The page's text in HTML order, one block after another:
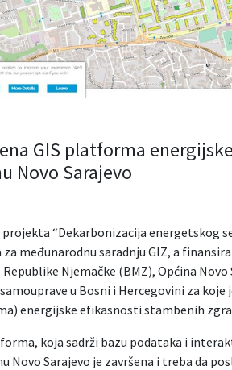
GIS platforma
Novo Sarajevo
projekta “Dekarbonizacija energetskog
za međunarodnu saradnju GIZ, a
Republike Njemačke (BMZ), Općina
u Bosni i Hercegovini za
energijske efikasnosti stambenih
koja sadrži bazu podataka i
Novo Sarajevo je završena i treba da